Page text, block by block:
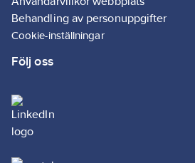
Behandling av personuppgifter
Cookie-inställningar
Följ oss